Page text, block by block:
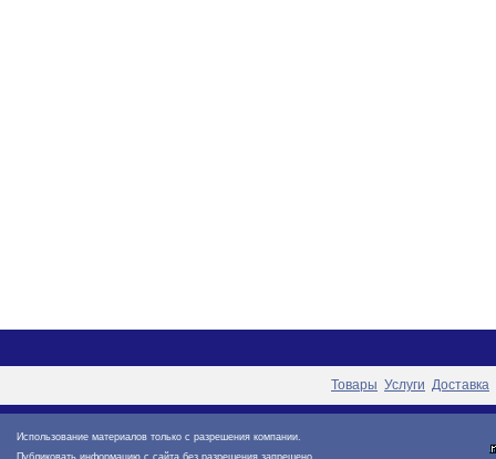
Товары Услуги Доставка
Использование материалов только с разрешения компании.
Публиковать информацию с сайта без разрешения запрещено.